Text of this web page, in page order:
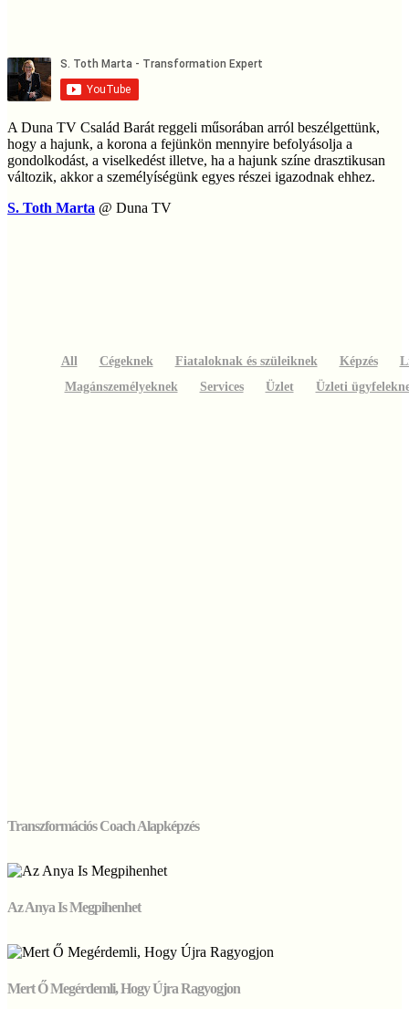
A Duna TV Család Barát reggeli műsorában arról beszélgettünk,
hogy a hajunk, a korona a fejünkön mennyire befolyásolja a
gondolkodást, a viselkedést illetve, ha a hajunk színe drasztikusan
változik, akkor a személyíségünk egyes részei igazodnak ehhez.
S. Toth Marta @ Duna TV
All Cégeknek Fiataloknak és szüleiknek Képzés
Magánszemélyeknek
Services Üzlet Üzleti
Transzformációs Coach Alapképzés
Az Anya Is Megpihenhet
Mert Ő Megérdemli, Hogy Újra Ragyogjon